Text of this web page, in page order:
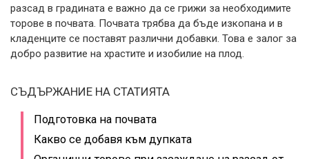
разсад в градината е важно да се грижи за необходимите
торове в почвата. Почвата трябва да бъде изкопана и в
кладенците се поставят различни добавки. Това е залог за
добро развитие на храстите и изобилие на плод.
СЪДЪРЖАНИЕ НА СТАТИЯТА
Подготовка на почвата
Какво се добавя към дупката